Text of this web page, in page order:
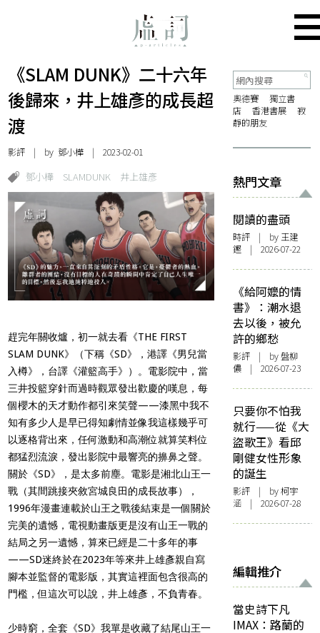
《SLAM DUNK》二十六年
後歸來，井上雄彥的成長超
渡
影評 | by鄧小樺 | 2023-02-01
鄧小樺 SLAMDUNK 井上雄彥
趕完年關收爐，初一就去看《THE FIRST
SLAM DUNK》（下稱《SD》，港譯《男兒當
入樽》，台譯《灌籃高手》）。電影院中，當
三井投籃穿針而過時觀眾發出歡慶的嘆息，每
個櫻木的天才動作都引來笑聲——漆黑中我不
知有多少人是早已得知劇情並像我這樣幾乎可
以逐格背出來，任何激動和高潮位就算笑料位
都猛烈流淚，發出影院中最響亮的擤鼻之聲。
關於《SD》，是太多前塵。電影是湘北山王一
戰（其間跳接夾敘宮城良田的成長故事），
1996年漫畫連載於山王之戰後結束是一個關於
完美的遺憾，電視動畫版更是沒有山王一戰的
結局之另一遺憾，算來已經是二十多年的事
——SD迷終於在2023年等來井上雄彥親自寫
腳本並監督的電影版，其實這裡面包含很高的
門檻，但這次可以說，井上雄彥，不負青春。
少時窮，全套《SD》我單是收藏了結尾山王一
奧德賽
獨立書
店
香港書展
寂
靜的朋友
熱門文章
閱讀的盡頭
時評 | by 王建
鏗 | 2026-07-22
《給阿嬤的情
書》：潮水退
去以後，被允
許的鄉愁
影評 | by 盤柳
儂 | 2026-07-23
只要你不怕我
就行——從《大
盜歌王》看邱
剛健女性形象
的誕生
影評 | by 柯宇
涵 | 2026-07-28
編輯推介
當史詩下凡
IMAX：路蘭的